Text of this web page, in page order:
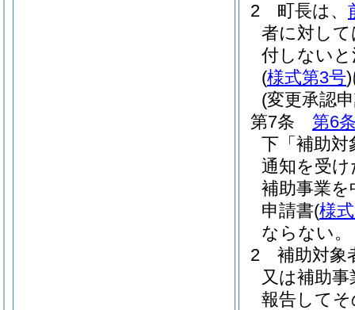
2
町長は、
者に対して
付しない
(様式第3号)
(変更承認
第7条
第6
下「補助対
通知を受
補助事業
申請書(様
ならない。
2
補助対象
又は補助
報告して